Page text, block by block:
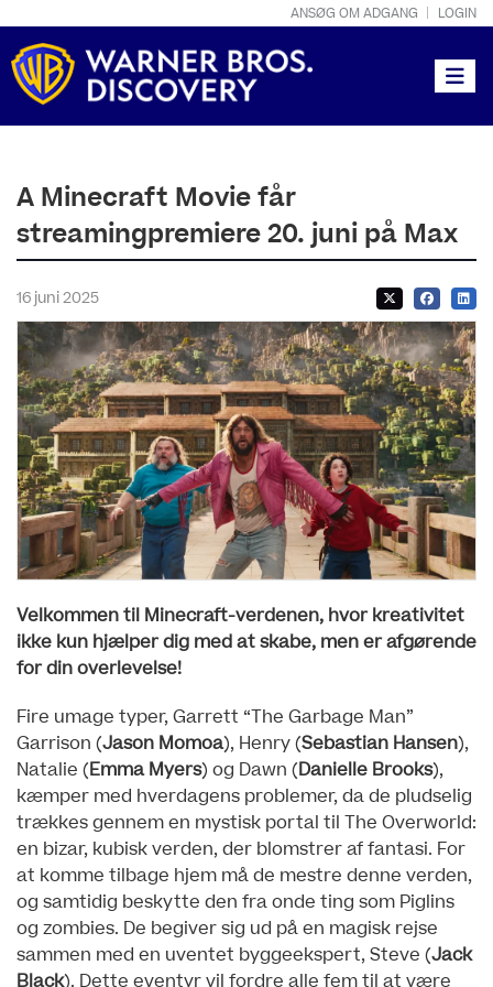
ANSØG OM ADGANG LOGIN
A Minecraft Movie får
streamingpremiere 20. juni på Max
16 juni 2025
Velkommen til Minecraft-verdenen, hvor kreativitet
ikke kun hjælper dig med at skabe, men er afgørende
for din overlevelse!
Fire umage typer, Garrett “The Garbage Man”
Garrison (Jason Momoa), Henry (Sebastian Hansen),
Natalie (Emma Myers) og Dawn (Danielle Brooks),
kæmper med hverdagens problemer, da de pludselig
trækkes gennem en mystisk portal til The Overworld:
en bizar, kubisk verden, der blomstrer af fantasi. For
at komme tilbage hjem må de mestre denne verden,
og samtidig beskytte den fra onde ting som Piglins
og zombies. De begiver sig ud på en magisk rejse
sammen med en uventet byggeekspert, Steve (Jack
Black). Dette eventyr vil fordre alle fem til at være